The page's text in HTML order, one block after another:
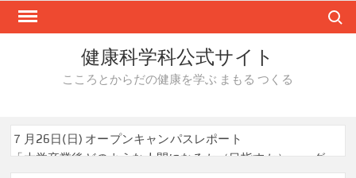
Skip
健康科学科公式サイト
こころとからだの健康を学ぶ まもる つくる
７月26日(日) オープンキャンパスレポート
「大学卒業後どのような人間になるか（目指すか）」～グ
ループワークを通して～